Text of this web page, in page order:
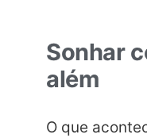
Sonhar
além
O que